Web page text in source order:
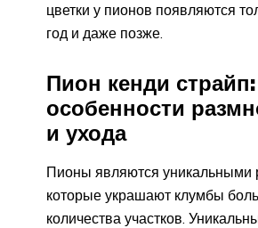
цветки у пионов появляются
год и даже позже.
Пион кенди страйп:
особенности
и ухода
Пионы являются уникальными
которые украшают клумбы
количества участков.